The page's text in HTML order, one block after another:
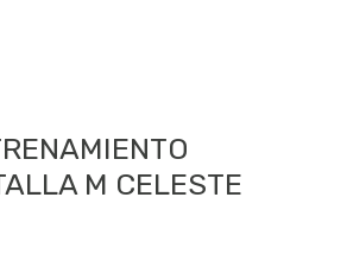
M CELESTE